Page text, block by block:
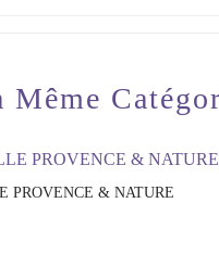
PROVENCE & NATURE